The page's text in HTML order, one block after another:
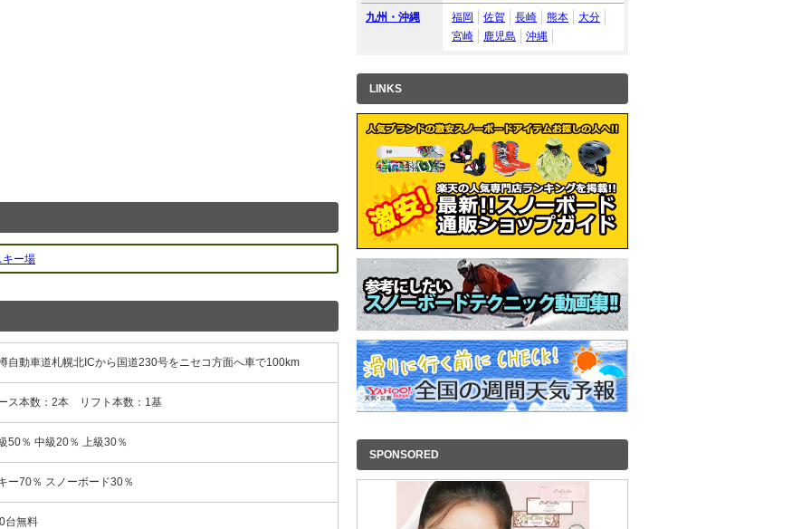
キー場
自動車道札幌北ICから国道230号をニセコ方面へ車で100km
ス本数：2本 リフト本数：1基
50％ 中級20％ 上級30％
ー70％ スノーボード30％
台無料
九州・沖縄 福岡 佐賀 長崎 熊本
大分
宮崎
鹿児島 沖縄
LINKS
SPONSORED